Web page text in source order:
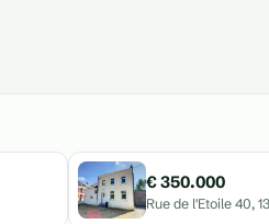
€ 350.000
Rue de l'Etoile 40,